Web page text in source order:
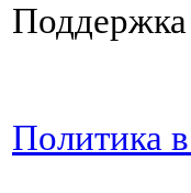
Поддержка
Политика